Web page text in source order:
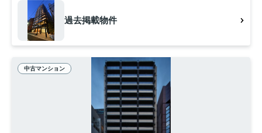
過去掲載物件
中古マンション